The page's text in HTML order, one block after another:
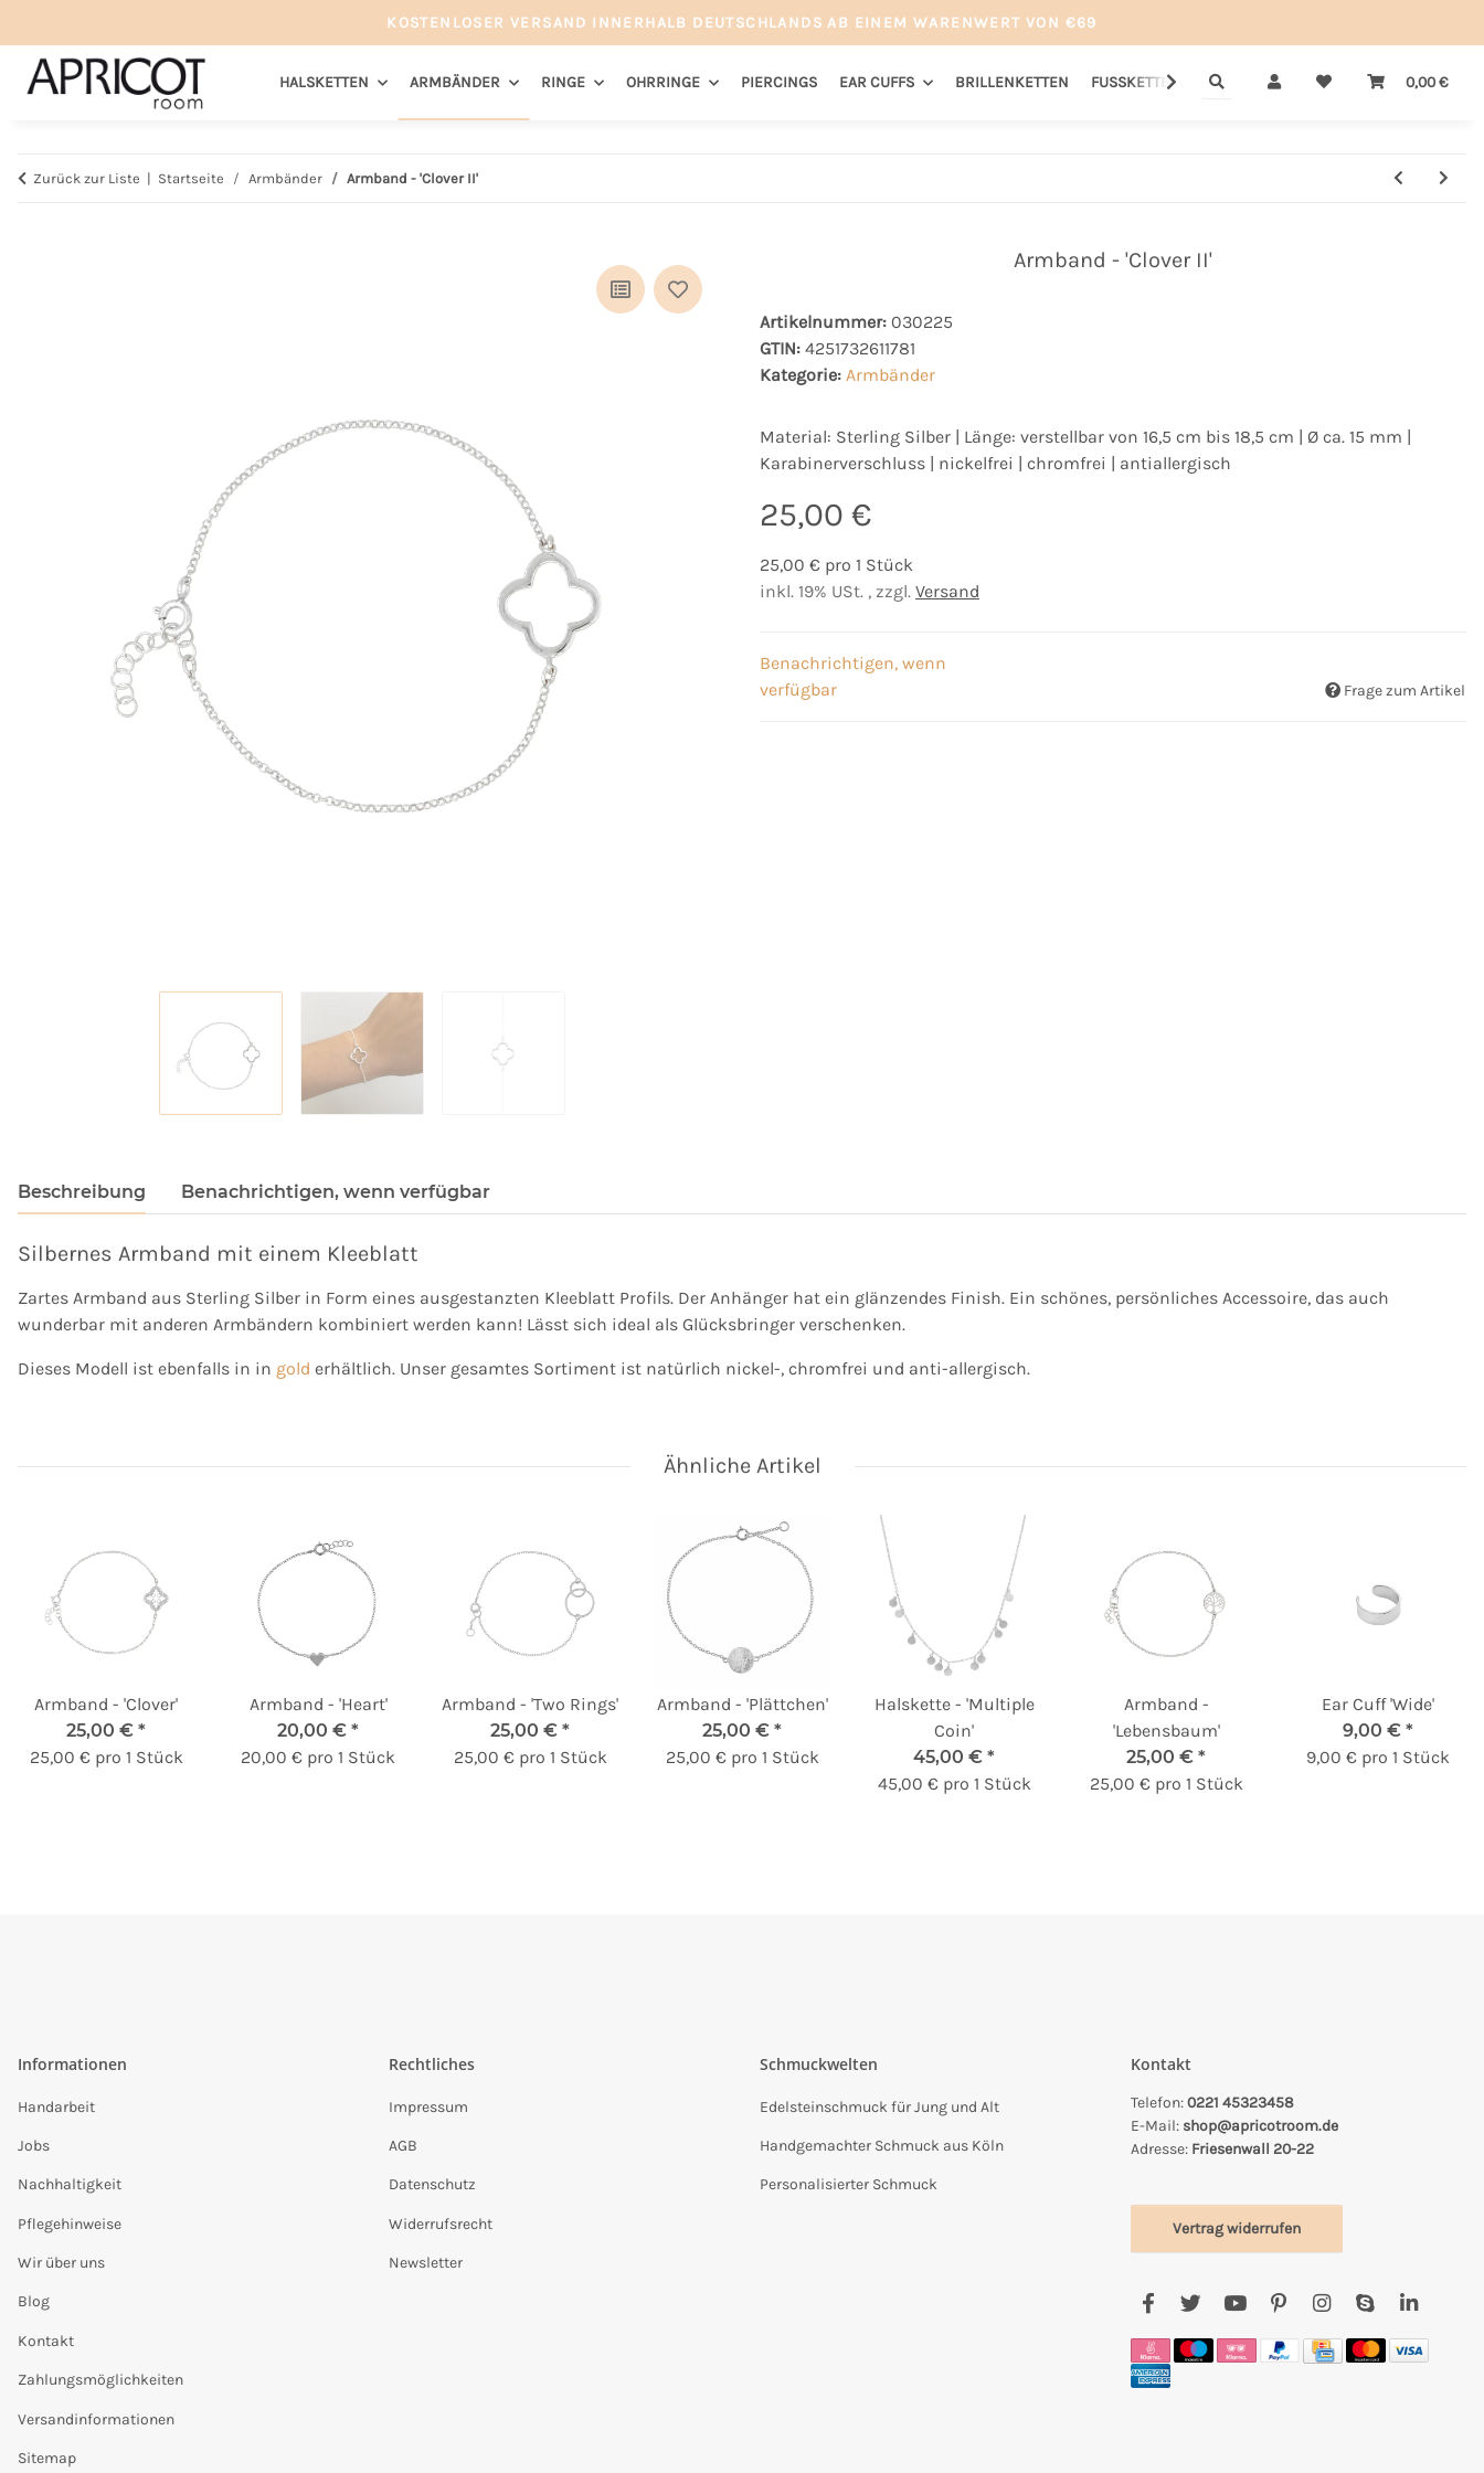
KOSTENLOSER VERSAND INNERHALB DEUTSCHLANDS AB EINEM WARENWERT VON €69
0,00 €
HALSKETTEN ARMBÄNDER RINGE OHRRINGE PIERCINGS EAR CUFFS BRILLENKETTEN FUSSKETTEN GUTSCHEINE
Zurück zur Liste Startseite Armbänder Armband - 'Clover II'
Armband - 'Clover II'
Artikelnummer: 030225
GTIN: 4251732611781
Kategorie: Armbänder
Material: Sterling Silber | Länge: verstellbar von 16,5 cm bis 18,5 cm | Ø ca. 15 mm |
Karabinerverschluss | nickelfrei | chromfrei | antiallergisch
25,00 €
25,00 € pro 1 Stück
inkl. 19% USt. , zzgl. Versand
Benachrichtigen, wenn
verfügbar
Frage zum Artikel
Beschreibung Benachrichtigen, wenn verfügbar
Silbernes Armband mit einem Kleeblatt
Zartes Armband aus Sterling Silber in Form eines ausgestanzten Kleeblatt Profils. Der Anhänger hat ein glänzendes Finish. Ein schönes, persönliches Accessoire, das auch
wunderbar mit anderen Armbändern kombiniert werden kann! Lässt sich ideal als Glücksbringer verschenken.
Dieses Modell ist ebenfalls in in gold erhältlich. Unser gesamtes Sortiment ist natürlich nickel-, chromfrei und anti-allergisch.
Ähnliche Artikel
Armband - 'Clover'
25,00 € *
25,00 € pro 1 Stück
Armband - 'Heart'
20,00 € *
20,00 € pro 1 Stück
Armband - 'Two Rings'
25,00 € *
25,00 € pro 1 Stück
Armband - 'Plättchen'
25,00 € *
25,00 € pro 1 Stück
Halskette - 'Multiple
Coin'
45,00 € *
45,00 € pro 1 Stück
Armband -
'Lebensbaum'
25,00 € *
25,00 € pro 1 Stück
Ear Cuff 'Wide'
9,00 € *
9,00 € pro 1 Stück
Informationen
Handarbeit
Jobs
Nachhaltigkeit
Pflegehinweise
Wir über uns
Blog
Kontakt
Zahlungsmöglichkeiten
Versandinformationen
Sitemap
Rechtliches
Impressum
AGB
Datenschutz
Widerrufsrecht
Newsletter
Schmuckwelten
Edelsteinschmuck für Jung und Alt
Handgemachter Schmuck aus Köln
Personalisierter Schmuck
Kontakt
Telefon:0221 45323458
E-Mail: shop@apricotroom.de
Adresse: Friesenwall 20-22
Vertrag widerrufen